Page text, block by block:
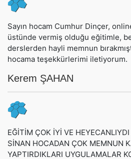
Sayın hocam Cumhur Dinçer,
üstünde vermiş olduğu eğitimle,
derslerden hayli memnun
hocama teşekkürlerimi iletiyorum.
Kerem ŞAHAN
EĞİTİM ÇOK İYİ VE
SİNAN HOCADAN ÇOK MEMNUN
YAPTIRDIKLARI UYGULAMALAR